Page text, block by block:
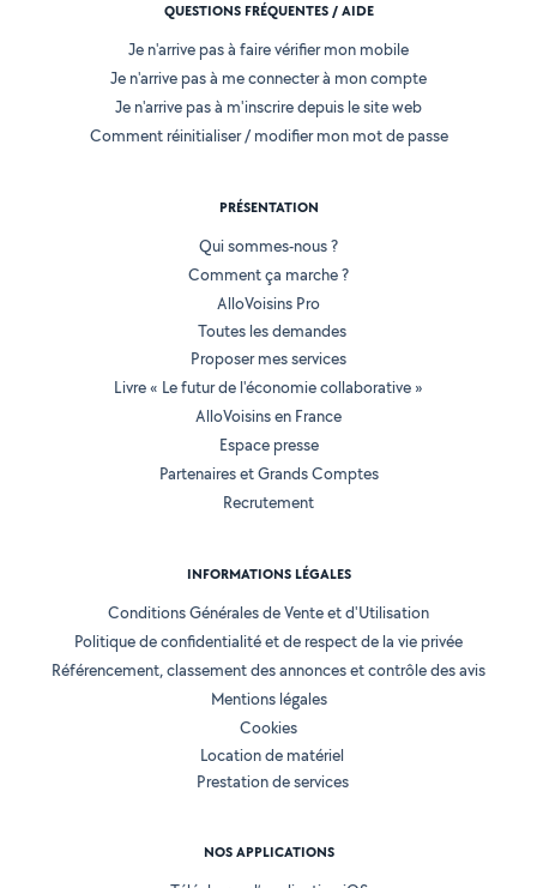
QUESTIONS FRÉQUENTES / AIDE
Je n'arrive pas à faire vérifier mon mobile
Je n'arrive pas à me connecter à mon compte
Je n'arrive pas à m'inscrire depuis le site web
Comment réinitialiser / modifier mon mot de passe
PRÉSENTATION
Qui sommes-nous ?
Comment ça marche ?
AlloVoisins Pro
Toutes les demandes
Proposer mes services
Livre « Le futur de l'économie collaborative »
AlloVoisins en France
Espace presse
Partenaires et Grands Comptes
Recrutement
INFORMATIONS LÉGALES
Conditions Générales de Vente et d'Utilisation
Politique de confidentialité et de respect de la vie privée
Référencement, classement des annonces et contrôle des avis
Mentions légales
Cookies
Location de matériel
Prestation de services
NOS APPLICATIONS